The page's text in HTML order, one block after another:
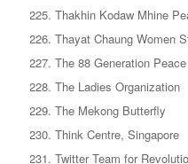
Thakhin Kodaw Mhine
Thayat Chaung Women
The 88 Generation
The Ladies Organization
The Mekong Butterfly
Think Centre, Singapore
Twitter Team for